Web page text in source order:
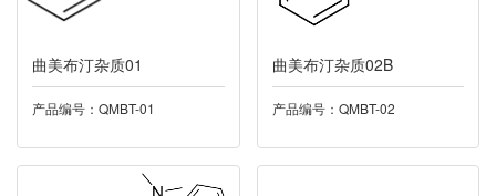
014诺氟沙星
015托匹司他
曲美布汀杂质01
产品编号：QMBT-01
曲美布汀杂质02B
产品编号：QMBT-02